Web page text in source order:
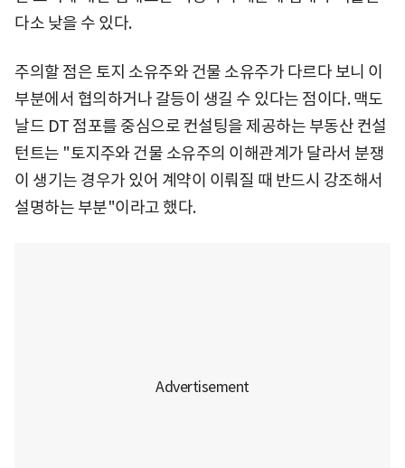
다소 낮을 수 있다.
주의할 점은 토지 소유주와 건물 소유주가 다르다 보니 이
부분에서 협의하거나 갈등이 생길 수 있다는 점이다. 맥도
날드 DT 점포를 중심으로 컨설팅을 제공하는 부동산 컨설
턴트는 "토지주와 건물 소유주의 이해관계가 달라서 분쟁
이 생기는 경우가 있어 계약이 이뤄질 때 반드시 강조해서
설명하는 부분"이라고 했다.